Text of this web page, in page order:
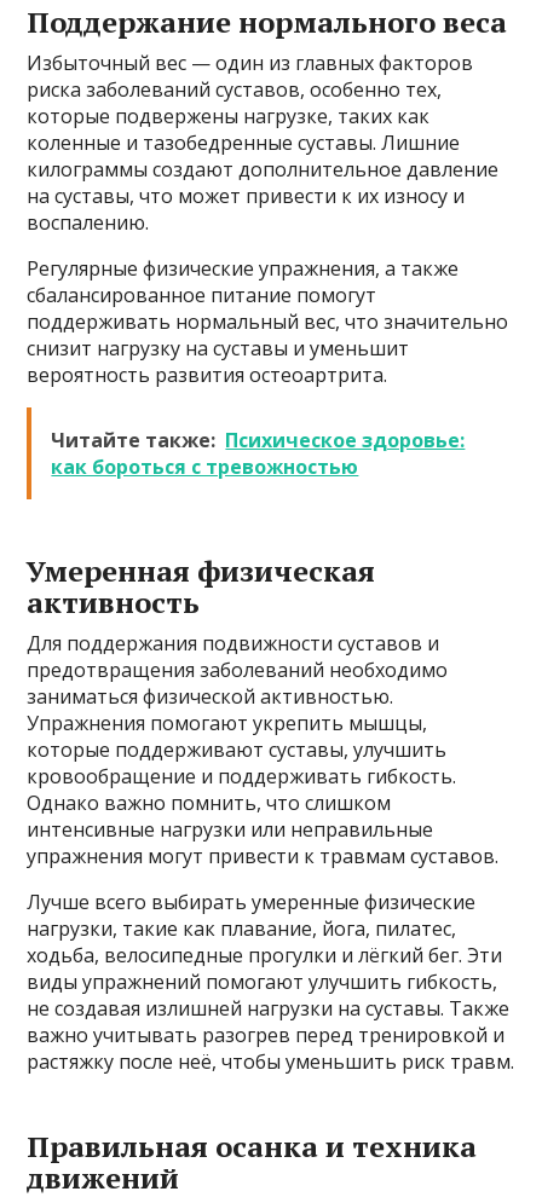
Поддержание нормального веса
Избыточный вес — один из главных факторов
риска заболеваний суставов, особенно тех,
которые подвержены нагрузке, таких как
коленные и тазобедренные суставы. Лишние
килограммы создают дополнительное давление
на суставы, что может привести к их износу и
воспалению.
Регулярные физические упражнения, а также
сбалансированное питание помогут
поддерживать нормальный вес, что значительно
снизит нагрузку на суставы и уменьшит
вероятность развития остеоартрита.
Читайте также: Психическое здоровье:
как бороться с тревожностью
Умеренная физическая
активность
Для поддержания подвижности суставов и
предотвращения заболеваний необходимо
заниматься физической активностью.
Упражнения помогают укрепить мышцы,
которые поддерживают суставы, улучшить
кровообращение и поддерживать гибкость.
Однако важно помнить, что слишком
интенсивные нагрузки или неправильные
упражнения могут привести к травмам суставов.
Лучше всего выбирать умеренные физические
нагрузки, такие как плавание, йога, пилатес,
ходьба, велосипедные прогулки и лёгкий бег. Эти
виды упражнений помогают улучшить гибкость,
не создавая излишней нагрузки на суставы. Также
важно учитывать разогрев перед тренировкой и
растяжку после неё, чтобы уменьшить риск травм.
Правильная осанка и техника
движений